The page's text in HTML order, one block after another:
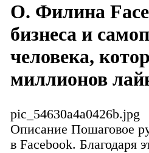
О. Филина
бизнеса и
человека,
миллионов
pic_54630a4a0426b.jpg
Описание Пошаговое
в Facebook. Благодаря